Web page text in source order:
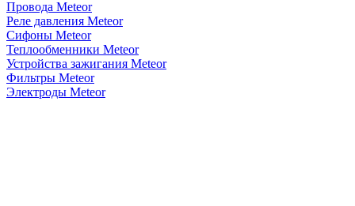
Провода Meteor
Реле давления Meteor
Сифоны Meteor
Теплообменники Meteor
Устройства зажигания Meteor
Фильтры Meteor
Электроды Meteor